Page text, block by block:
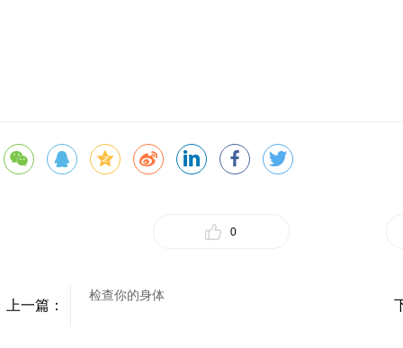
0
上一篇：
检查你的身体